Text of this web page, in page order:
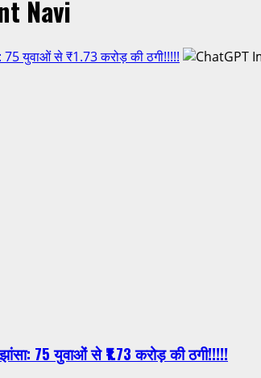
Navi
युवाओं से ₹1.73 करोड़ की ठगी!!!!!
75 युवाओं से ₹1.73 करोड़ की ठगी!!!!!